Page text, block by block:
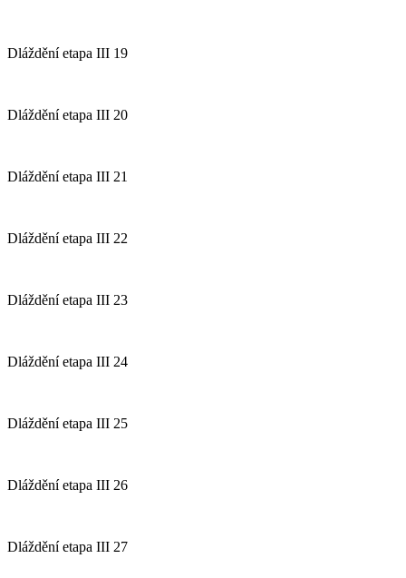
Dláždění etapa III 19
Dláždění etapa III 20
Dláždění etapa III 21
Dláždění etapa III 22
Dláždění etapa III 23
Dláždění etapa III 24
Dláždění etapa III 25
Dláždění etapa III 26
Dláždění etapa III 27